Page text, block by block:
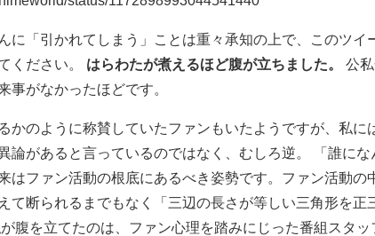
に「引かれてしまう」ことは重々承知の上で、このツイ
ください。 はらわたが煮えるほど腹が立ちました。
公
事がなかったほどです。
かのように称賛していたファンもいたようですが、私に
論があると言っているのではなく、むしろ逆。 「誰にな
はファン活動の根底にあるべき姿勢です。ファン活動の
て断られるまでもなく「三辺の長さが等しい三角形を正
腹を立てたのは、ファン心理を踏みにじった番組スタ